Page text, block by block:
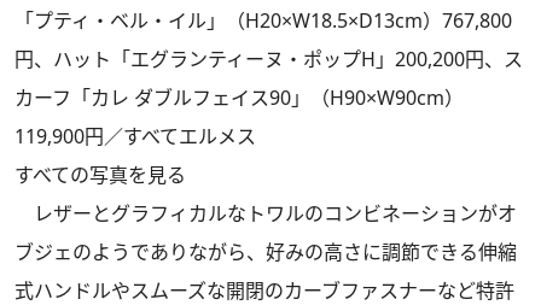
「プティ・ベル・イル」（H20×W18.5×D13cm）767,800
円、ハット「エグランティーヌ・ポップH」200,200円、ス
カーフ「カレ ダブルフェイス90」（H90×W90cm）
119,900円／すべてエルメス
すべての写真を見る
レザーとグラフィカルなトワルのコンビネーションがオ
ブジェのようでありながら、好みの高さに調節できる伸縮
式ハンドルやスムーズな開閉のカーブファスナーなど特許